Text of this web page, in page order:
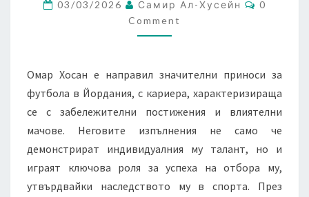
КАРИЕРАТА,
ЗНАЧИМИ
МАЧОВЕ,
03/03/2026 Самир Ал-Хусейн
0
Comment
Омар Хосан е направил значителни приноси за
футбола в Йордания, с кариера, характеризираща
се с забележителни постижения и влиятелни
мачове. Неговите изпълнения не само че
демонстрират индивидуалния му талант, но и
играят ключова роля за успеха на отбора му,
утвърдвайки наследството му в спорта. През